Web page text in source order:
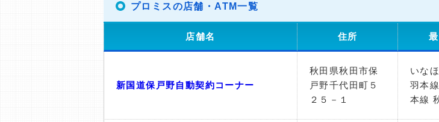
プロミスの店舗・ATM一覧
店舗名 住所
新国道保戸野自動契約コーナー
秋田県秋田市保
戸野千代田町５
２５－１
いな
羽本
本線